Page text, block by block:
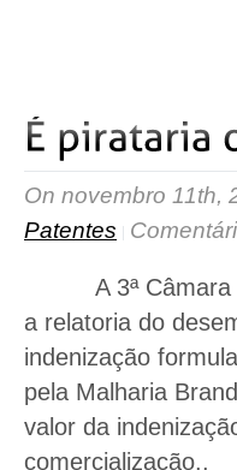
On novembro 11th,
Patentes
A 3ª Câmara de
a relatoria do
indenização
pela Malharia
valor da
comercialização..